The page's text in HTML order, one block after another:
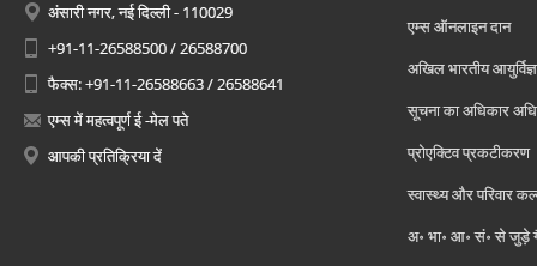
अंसारी नगर, नई दिल्ली - 110029
+91-11-26588500 / 26588700
फैक्स: +91-11-26588663 / 26588641
एम्स में महत्वपूर्ण ई -मेल पते
आपकी प्रतिक्रिया दें
एम्स ऑनलाइन दान
अखिल भारतीय
सूचना का अधिकार
प्रोएक्टिव प्रकटीकरण
स्वास्थ्य और परिवार
अ॰ भा॰ आ॰ सं॰ से जुड़े